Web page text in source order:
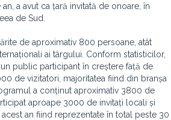
a avut ca țară invitată de onoare, în
de Sud.
de aproximativ 800 persoane, atât
ai târgului. Conform statisticilor,
public participant în creștere față de
de vizitatori, majoritatea fiind din branșa
a conținut aproximativ 3800 de
aproape 3000 de invitați locali și
an fiind reprezentate în total peste 30